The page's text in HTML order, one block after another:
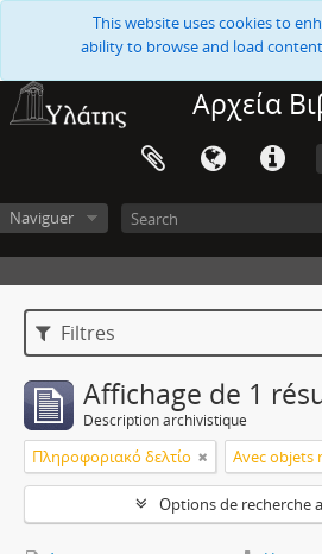
This website uses cookies to
ability to browse and load
Αρχεία
Naviguer
Filtres
Affichage de 1
Description archivistique
Πληροφοριακό δελτίο Avec objets
Options de recherche